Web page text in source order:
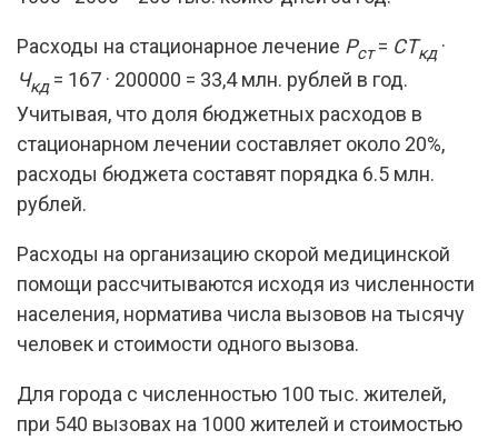
Расходы на стационарное лечение Рст= СТкд·
Чкд= 167 · 200000 = 33,4 млн. рублей в год.
Учитывая, что доля бюджетных расходов в
стационарном лечении составляет около 20%,
расходы бюджета составят порядка 6.5 млн.
рублей.
Расходы на организацию скорой медицинской
помощи рассчитываются исходя из численности
населения, норматива числа вызовов на тысячу
человек и стоимости одного вызова.
Для города с численностью 100 тыс. жителей,
при 540 вызовах на 1000 жителей и стоимостью